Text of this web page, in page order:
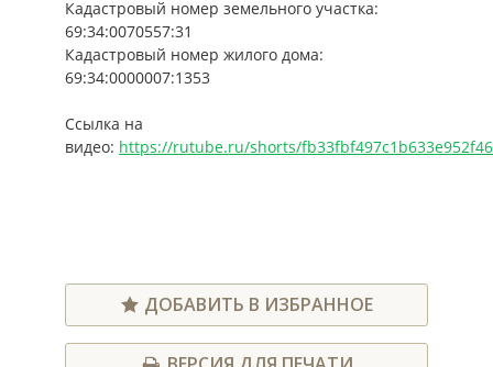
Кадастровый номер земельного участка:
69:34:0070557:31
Кадастровый номер жилого дома:
69:34:0000007:1353
Ссылка на
видео: https://rutube.ru/shorts/
ДОБАВИТЬ В ИЗБРАННОЕ